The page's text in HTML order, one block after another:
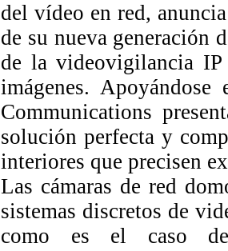
del vídeo en red,
de su nueva generación
de la videovigilancia
imágenes.
Communications
solución perfecta y
interiores que precisen
Las cámaras de red
sistemas discretos de
como es el caso de